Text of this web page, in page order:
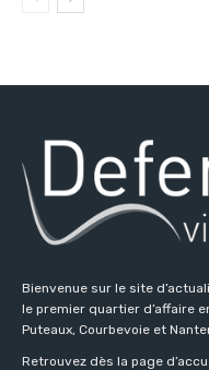
Bienvenue sur le site
le premier quartier d’affaire
Puteaux, Courbevoie et
Retrouvez dès la page